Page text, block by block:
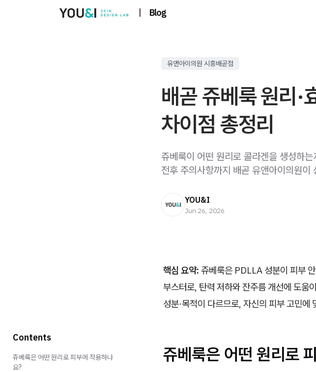
| Blog
유앤아이의원 시흥배곧점
배곧 쥬베룩 원리·
차이점 총정리
쥬베룩이 어떤 원리로 콜라겐을 생성하
전후 주의사항까지 배곧 유앤아이의원이
YOU&I
Jun 26, 2026
핵심 요약: 쥬베룩은 PDLLA 성분이 피부
부스터로, 탄력 저하와 잔주름 개선에 도움
성분·목적이 다르므로, 자신의 피부 고민에
쥬베룩은 어떤 원리로
Contents
쥬베룩은 어떤 원리로 피부에 작용하나
요?